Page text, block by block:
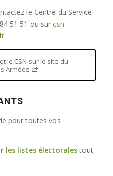
le Centre du Service
51 51 ou sur csn-
le CSN sur le site du
Armées
pour toutes vos
les listes électoralestout